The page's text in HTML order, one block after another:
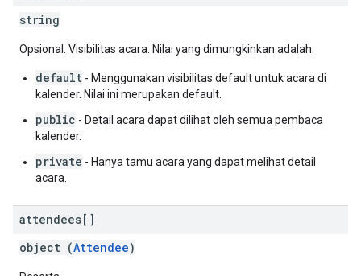
string
Opsional. Visibilitas acara. Nilai yang dimungkinkan adalah:
default - Menggunakan visibilitas default untuk acara di
kalender. Nilai ini merupakan default.
public - Detail acara dapat dilihat oleh semua pembaca
kalender.
private - Hanya tamu acara yang dapat melihat detail
acara.
attendees[]
object (Attendee)